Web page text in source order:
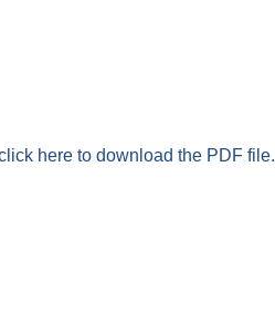
here to download the PDF file.